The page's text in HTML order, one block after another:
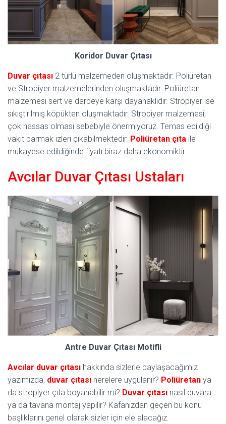
Koridor Duvar Çıtası
Duvar çıtası 2 türlü malzemeden oluşmaktadır. Poliüretan
ve Stropiyer malzemelerinden oluşmaktadır. Poliüretan
malzemesi sert ve darbeye karşı dayanaklıdır. Stropiyer ise
sıkıştırılmış köpükten oluşmaktadır. Stropiyer malzemesi,
çok hassas olması sebebiyle önermiyoruz. Temas edildiği
vakit parmak izleri çıkabilmektedir. Poliüretan çıta ile
mukayese edildiğinde fiyatı biraz daha ekonomiktir.
Avcılar Duvar Çıtası Ustaları
Antre Duvar Çıtası Motifli
Avcılar duvar çıtası hakkında sizlerle paylaşacağımız
yazımızda, duvar çıtası nerelere uygulanır? Poliüretan ya
da stropiyer çıta boyanabilir mi? Duvar çıtası nasıl duvara
ya da tavana montaj yapılır? Kafanızdan geçen bu konu
başlıklarını genel olarak sizler için ele alacağız.